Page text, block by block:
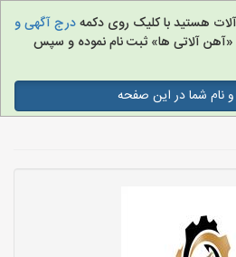
های شهرها
هستید با کلیک روی دکمهدرج آگهی و
آلاتی ها» ثبت نام نموده و سپس
نام شما در این صفحه